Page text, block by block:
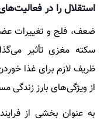
استقلال را در
ضعف، فلج و تغییرات
سکته مغزی تأثیر
ظریف لازم برای غذا
از ویژگی‌های بارز
به عنوان بخشی از